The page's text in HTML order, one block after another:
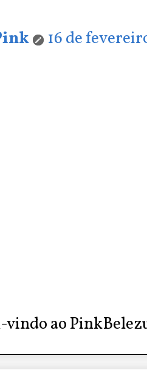
16 de
vindo ao